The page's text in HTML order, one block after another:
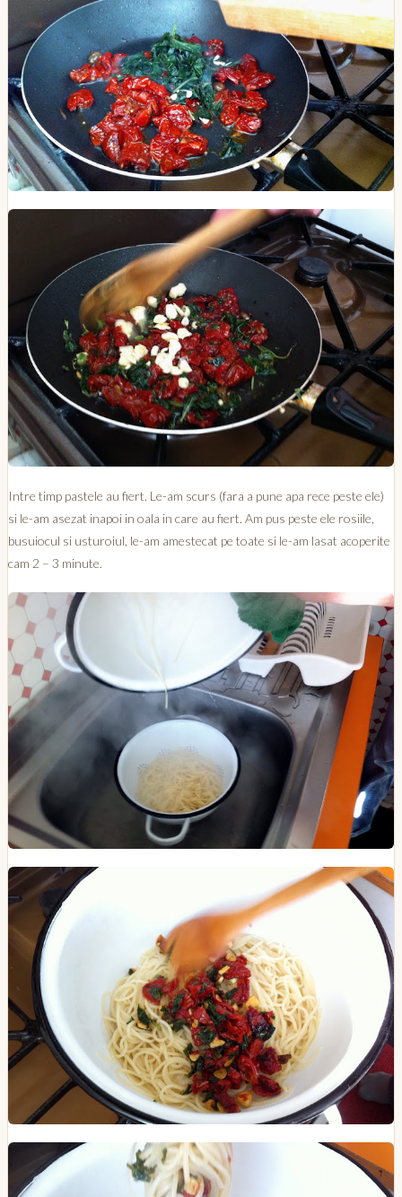
Intre timp pastele au fiert. Le-am scurs (fara a pune apa rece peste ele)
si le-am asezat inapoi in oala in care au fiert. Am pus peste ele rosiile,
busuiocul si usturoiul, le-am amestecat pe toate si le-am lasat acoperite
cam 2 – 3 minute.